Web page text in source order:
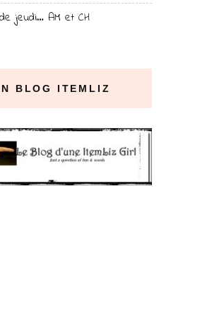
jeudi… AM et CH
BLOG ITEMLIZ